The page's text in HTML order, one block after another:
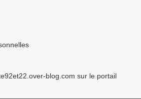
blog.com sur le portail